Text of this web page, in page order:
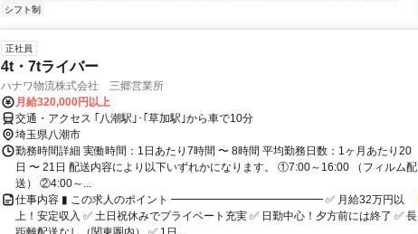
シフト制
正社員
4t・7tライバー
ハナワ物流株式会社 三郷営業所
月給320,000円以上
交通・アクセス ｢八潮駅｣･｢草加駅｣から車で10分
埼玉県八潮市
勤務時間詳細 実働時間：1日あたり7時間 〜 8時間 平均勤務日数：1ヶ月あたり20
日 〜 21日 配送内容により以下いずれかになります。 ①7:00～16:00 （フィルム配
送） ②4:00～...
仕事内容 ▮ この求人のポイント ━━━━━━━━━━━━━━ ✅ 月給32万円以
上！安定収入 ✅ 土日祝休みでプライベート充実 ✅ 日勤中心！夕方前には終了 ✅ 長